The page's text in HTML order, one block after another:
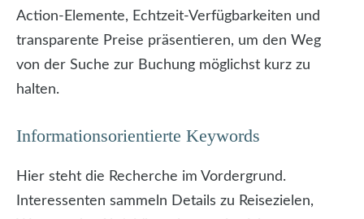
Action-Elemente, Echtzeit-Verfügbarkeiten und
transparente Preise präsentieren, um den Weg
von der Suche zur Buchung möglichst kurz zu
halten.
Informationsorientierte Keywords
Hier steht die Recherche im Vordergrund.
Interessenten sammeln Details zu Reisezielen,